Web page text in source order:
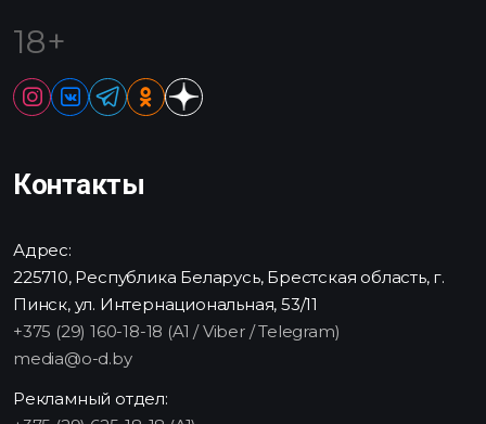
18+
Контакты
Адрес:
225710, Республика Беларусь, Брестская область, г.
Пинск, ул. Интернациональная, 53/11
+375 (29) 160-18-18 (A1 / Viber / Telegram)
media@o-d.by
Рекламный отдел: